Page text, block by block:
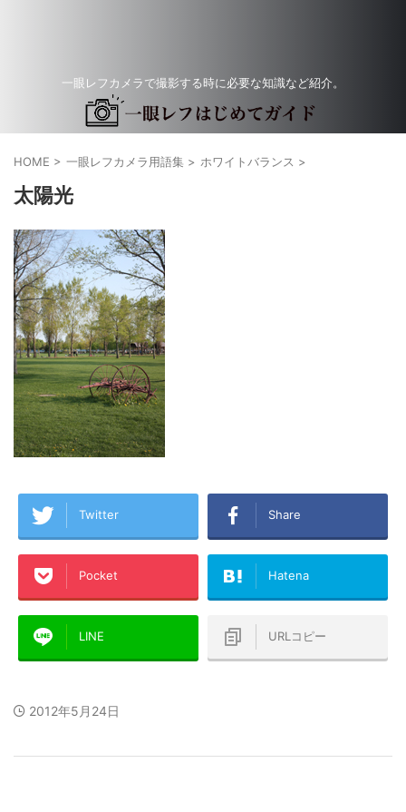
一眼レフカメラで撮影する時に必要な知識など紹介。
HOME > 一眼レフカメラ用語集 > ホワイトバランス >
太陽光
Twitter Share
Pocket Hatena
LINE URLコピー
2012年5月24日